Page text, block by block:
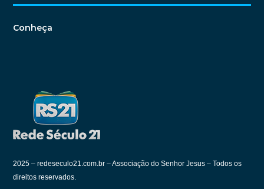
Conheça
2025 –redeseculo21.com.br – Associação do Senhor Jesus – Todos os
direitos reservados.